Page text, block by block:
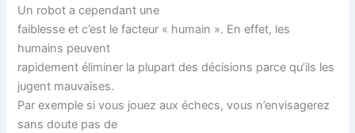
Un robot a cependant une
faiblesse et c’est le facteur « humain ». En effet, les
humains peuvent
rapidement éliminer la plupart des décisions parce qu’ils les
jugent mauvaises.
Par exemple si vous jouez aux échecs, vous n’envisagerez
sans doute pas de